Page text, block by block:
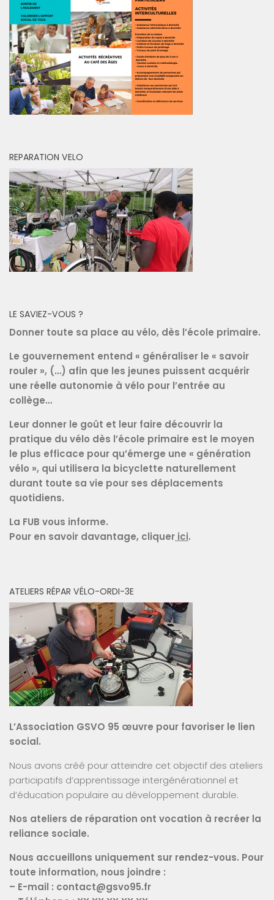
REPARATION VELO
LE SAVIEZ-VOUS ?
Donner toute sa place au vélo, dès l’école primaire.
Le gouvernement entend « généraliser le « savoir
rouler », (…) afin que les jeunes puissent acquérir
une réelle autonomie à vélo pour l’entrée au
collège…
Leur donner le goût et leur faire découvrir la
pratique du vélo dès l’école primaire est le moyen
le plus efficace pour qu’émerge une « génération
vélo », qui utilisera la bicyclette naturellement
durant toute sa vie pour ses déplacements
quotidiens.
La FUB vous informe.
Pour en savoir davantage, cliquer ici.
ATELIERS RÉPAR VÉLO-ORDI-3E
L’Association GSVO 95 œuvre pour favoriser le lien
social.
Nous avons créé pour atteindre cet objectif des ateliers
participatifs d’apprentissage intergénérationnel et
d’éducation populaire au développement durable.
Nos ateliers de réparation ont vocation à recréer la
reliance sociale.
Nous accueillons uniquement sur rendez-vous. Pour
toute information, nous joindre :
– E-mail : contact@gsvo95.fr